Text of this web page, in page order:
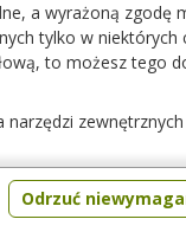
Pytania
a wyrażoną zgodę
tylko w niektórych
to możesz tego
Odrzuć